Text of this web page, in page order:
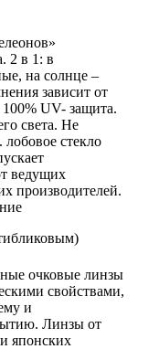
2 в 1: в
на солнце –
зависит от
UV- защита.
света. Не
стекло
ведущих
производителей.
очковые линзы
свойствами,
и
Линзы от
японских